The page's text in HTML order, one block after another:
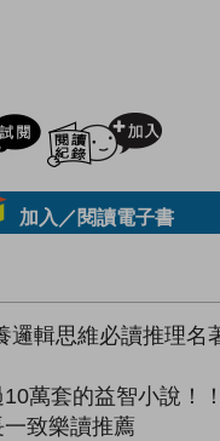
試閲
加入／閱讀電子書
邏輯思維必讀推理名
萬套的益智小說！！
致樂讀推薦